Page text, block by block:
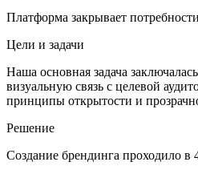
Платформа закрывает
Цели и задачи
Наша основная задача
визуальную связь с целевой
принципы открытости и
Решение
Создание брендинга проходило в